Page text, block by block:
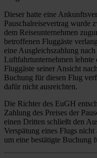
Dieser hatte eine
Pauschalreisevertrag wurde
dem Reiseunternehmen
betroffenen Fluggäste
eine Ausgleichszahlung
Luftfahrtunternehmen lehnte
Fluggäste seiner Ansicht
Buchung für diesen Flug
dafür nicht ausreichten.
Die Richter des EuGH
Zahlung des Preises der
einen Dritten schließt den
Verspätung eines Flugs
um eine bestätigte Buchung